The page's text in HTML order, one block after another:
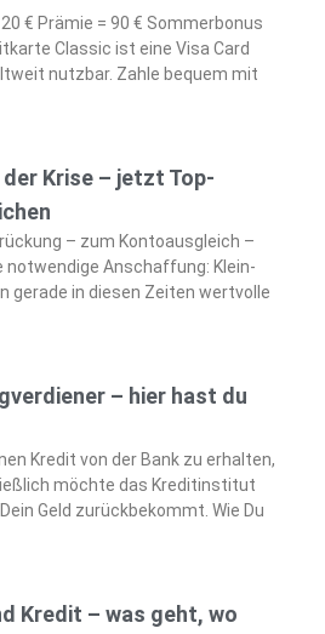
€ Prämie = 90 € Sommerbonus
Classic ist eine Visa Card
nutzbar. Zahle bequem mit
Krise – jetzt Top-
– zum Kontoausgleich –
notwendige Anschaffung: Klein-
gerade in diesen Zeiten wertvolle
– hier hast du
Kredit von der Bank zu erhalten,
möchte das Kreditinstitut
Geld zurückbekommt. Wie Du
Kredit – was geht, wo